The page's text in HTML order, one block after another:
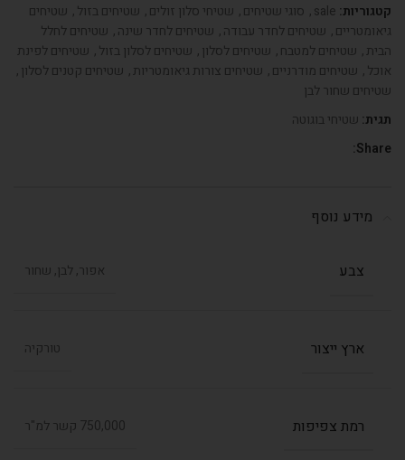
קטגוריות: sale
, סוגי שטיחים, שטיחי סלון זולים, שטיחים בזול, שטיחים
גיאומטריים, שטיחים לחדר עבודה, שטיחים לחדר שינה, שטיחים לחלל
הבית, שטיחים למטבח, שטיחים לסלון, שטיחים לסלון בזול, שטיחים לפינת
אוכל, שטיחים מודרניים, שטיחים צורות גיאומטריות, שטיחים קטנים לסלון,
שטיחים שחור לבן
תגית: שטיחי בוגוטה
Share:
מידע נוסף
צבע אפור, לבן, שחור
ארץ ייצור טורקיה
רמת צפיפות 750,000 קשר למ"ר